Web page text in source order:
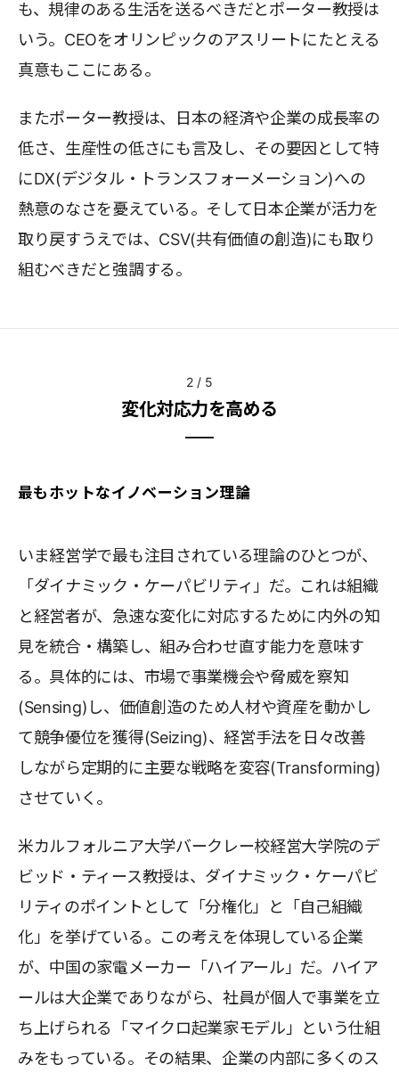
も、規律のある生活を送るべきだとポーター教授は
いう。CEOをオリンピックのアスリートにたとえる
真意もここにある。
またポーター教授は、日本の経済や企業の成長率の
低さ、生産性の低さにも言及し、その要因として特
にDX(デジタル・トランスフォーメーション)への
熱意のなさを憂えている。そして日本企業が活力を
取り戻すうえでは、CSV(共有価値の創造)にも取り
組むべきだと強調する。
2 / 5
変化対応力を高める
最もホットなイノベーション理論
いま経営学で最も注目されている理論のひとつが、
「ダイナミック・ケーパビリティ」だ。これは組織
と経営者が、急速な変化に対応するために内外の知
見を統合・構築し、組み合わせ直す能力を意味す
る。具体的には、市場で事業機会や脅威を察知
(Sensing)し、価値創造のため人材や資産を動かし
て競争優位を獲得(Seizing)、経営手法を日々改善
しながら定期的に主要な戦略を変容(Transforming)
させていく。
米カルフォルニア大学バークレー校経営大学院のデ
ビッド・ティース教授は、ダイナミック・ケーパビ
リティのポイントとして「分権化」と「自己組織
化」を挙げている。この考えを体現している企業
が、中国の家電メーカー「ハイアール」だ。ハイア
ールは大企業でありながら、社員が個人で事業を立
ち上げられる「マイクロ起業家モデル」という仕組
みをもっている。その結果、企業の内部に多くのス